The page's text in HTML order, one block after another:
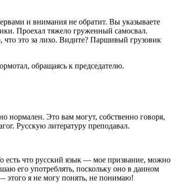
и внимания не обратит. Вы указываете
Проехал тяжело груженный самосвал.
это за лихо. Видите? Паршивый грузовик
обращаясь к председателю.
Это вам могут, собственно говоря,
Русскую литературу преподавал.
есть что русский язык — мое призвание, можно
его употреблять, поскольку оно в данном
этого я не могу понять, не понимаю!